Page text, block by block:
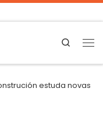
Search
estuda novas